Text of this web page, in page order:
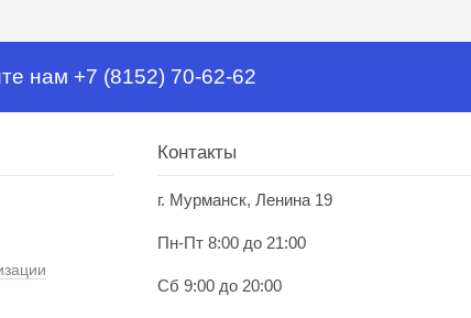
нам +7 (8152) 70-62-62
Контакты
г. Мурманск, Ленина 19
Пн-Пт 8:00 до 21:00
Сб 9:00 до 20:00